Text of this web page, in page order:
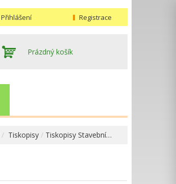
Přihlášení Registrace
Prázdný košík
Tiskopisy Tiskopisy Stavební…